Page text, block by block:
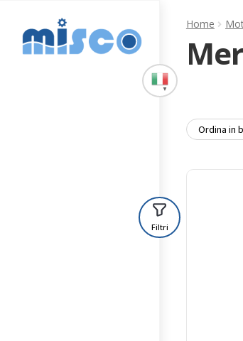
alla
navigazione
al
contenuto
▼
Home
Filtri